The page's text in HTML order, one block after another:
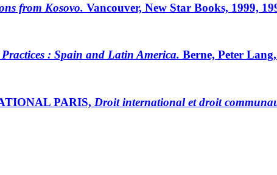
from Kosovo. Vancouver, New Star Books, 1999,
: Spain and Latin America. Berne, Peter
PARIS, Droit international et droit